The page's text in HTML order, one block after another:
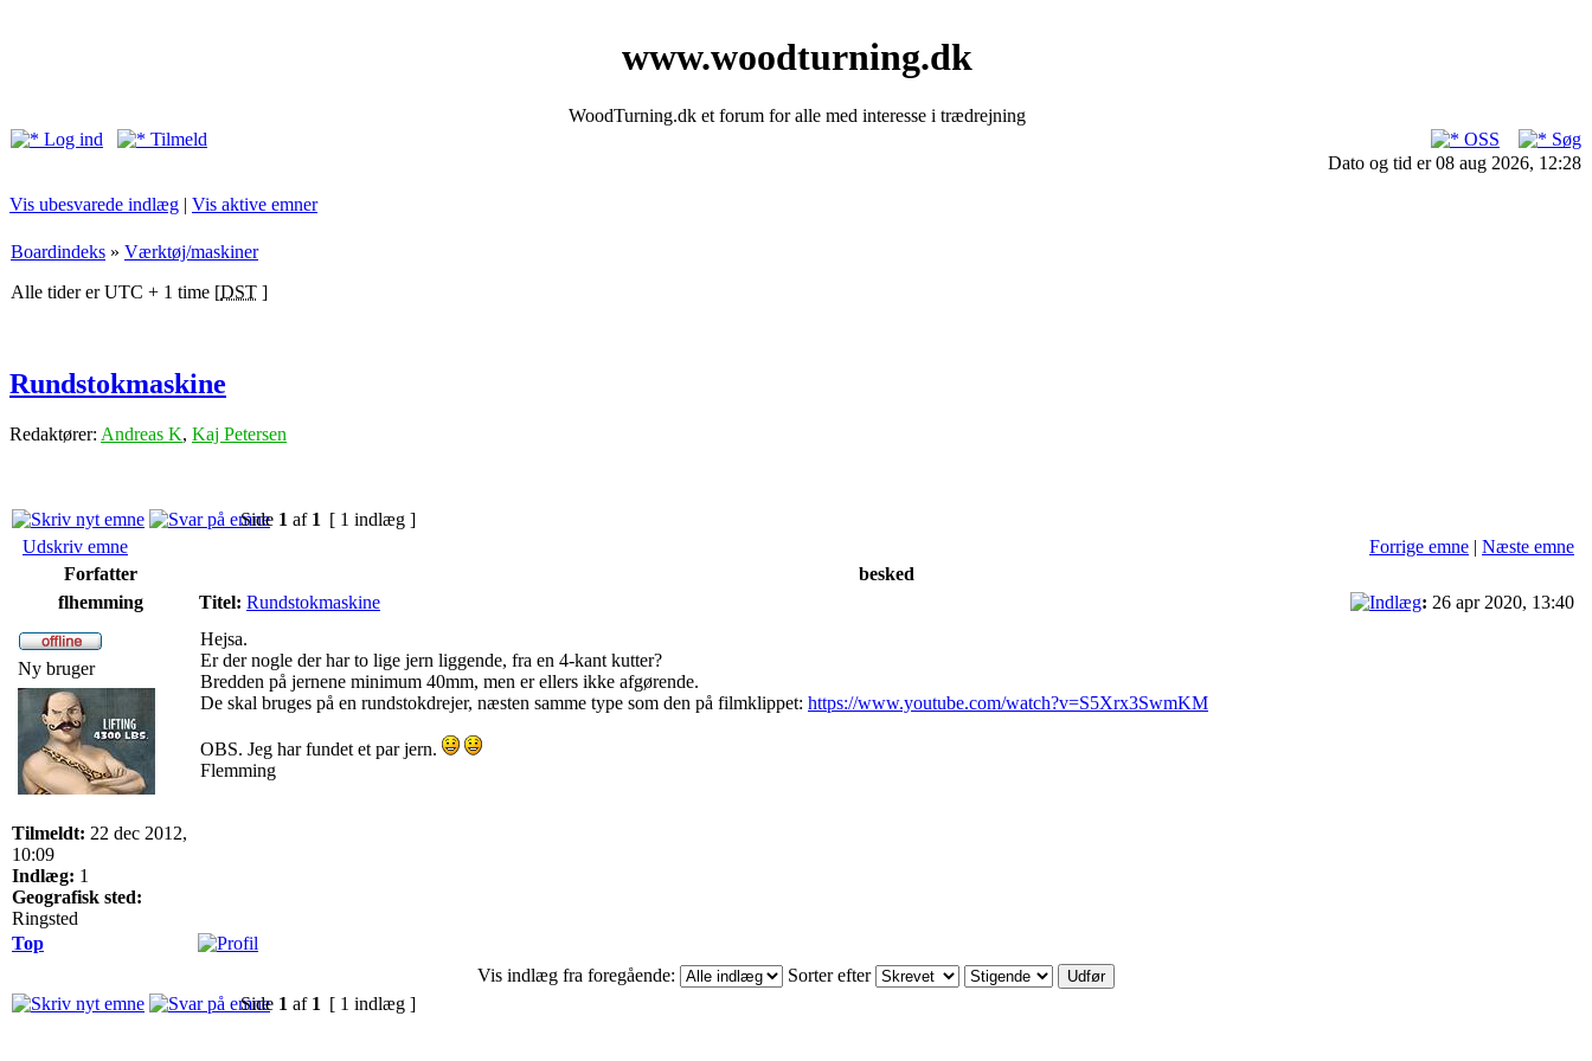
www.woodturning.dk
WoodTurning.dk et forum for alle med interesse i trædrejning
Log ind
Tilmeld OSS
Søg
Dato og tid er 08 aug 2026, 12:28
Vis ubesvarede indlæg | Vis aktive emner
Boardindeks » Værktøj/maskiner
Alle tider er UTC + 1 time [DST ]
Rundstokmaskine
Redaktører: Andreas K, Kaj Petersen
Side 1 af 1 [ 1 indlæg ]
Udskriv emne
Forrige emne | Næste emne
Forfatter
besked
flhemming
Titel: Rundstokmaskine : 26 apr 2020, 13:40
Ny bruger
Tilmeldt: 22 dec 2012,
10:09
Indlæg: 1
Geografisk sted:
Ringsted
Hejsa.
Er der nogle der har to lige jern liggende, fra en 4-kant kutter?
Bredden på jernene minimum 40mm, men er ellers ikke afgørende.
De skal bruges på en rundstokdrejer, næsten samme type som den på filmklippet: https://www.youtube.com/watch?v=S5Xrx3SwmKM
OBS. Jeg har fundet et par jern.
Flemming
Top
Vis indlæg fra foregående:
Sorter efter
Side 1 af 1 [ 1 indlæg ]